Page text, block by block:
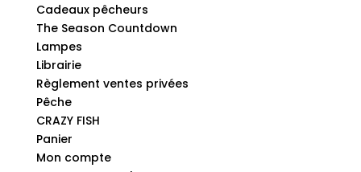
Cadeaux pêcheurs
The Season Countdown
Lampes
Librairie
Règlement ventes privées
Pêche
CRAZY FISH
Panier
Mon compte